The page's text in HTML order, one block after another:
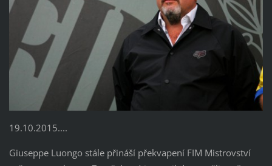
19.10.2015....
Giuseppe Luongo stále přináší překvapení FIM Mistrovství